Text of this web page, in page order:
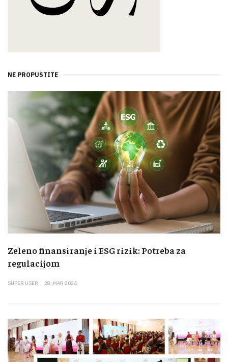
NE PROPUSTITE
Zeleno finansiranje i ESG rizik: Potreba za
regulacijom
SUPER USER 28. MAR 2024.